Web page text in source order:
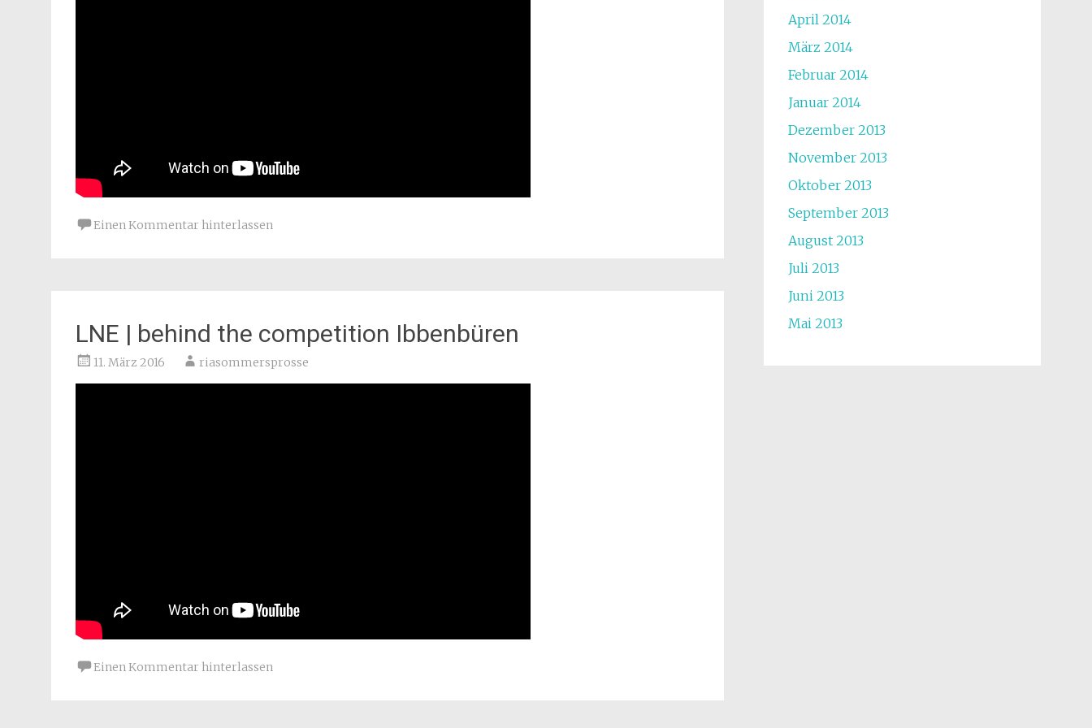
Einen Kommentar hinterlassen
LNE | behind the competition Ibbenbüren
11. März 2016 riasommersprosse
Einen Kommentar hinterlassen
April 2014
März 2014
Februar 2014
Januar 2014
Dezember 2013
November 2013
Oktober 2013
September 2013
August 2013
Juli 2013
Juni 2013
Mai 2013